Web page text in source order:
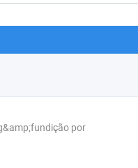
por